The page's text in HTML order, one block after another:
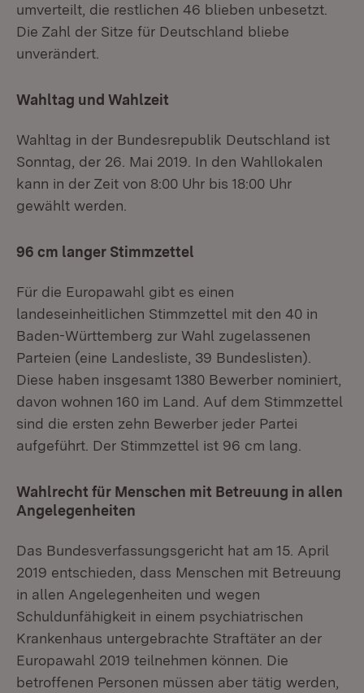
umverteilt, die restlichen 46 blieben unbesetzt.
Die Zahl der Sitze für Deutschland bliebe
unverändert.
Wahltag und Wahlzeit
Wahltag in der Bundesrepublik Deutschland ist
Sonntag, der 26. Mai 2019. In den Wahllokalen
kann in der Zeit von 8:00 Uhr bis 18:00 Uhr
gewählt werden.
96 cm langer Stimmzettel
Für die Europawahl gibt es einen
landeseinheitlichen Stimmzettel mit den 40 in
Baden-Württemberg zur Wahl zugelassenen
Parteien (eine Landesliste, 39 Bundeslisten).
Diese haben insgesamt 1380 Bewerber nominiert,
davon wohnen 160 im Land. Auf dem Stimmzettel
sind die ersten zehn Bewerber jeder Partei
aufgeführt. Der Stimmzettel ist 96 cm lang.
Wahlrecht für Menschen mit Betreuung in allen
Angelegenheiten
Das Bundesverfassungsgericht hat am 15. April
2019 entschieden, dass Menschen mit Betreuung
in allen Angelegenheiten und wegen
Schuldunfähigkeit in einem psychiatrischen
Krankenhaus untergebrachte Straftäter an der
Europawahl 2019 teilnehmen können. Die
betroffenen Personen müssen aber tätig werden,